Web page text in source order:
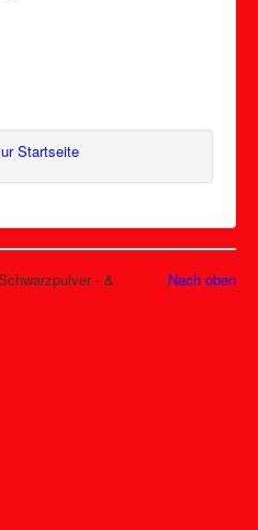
Startseite
Nach oben
- &